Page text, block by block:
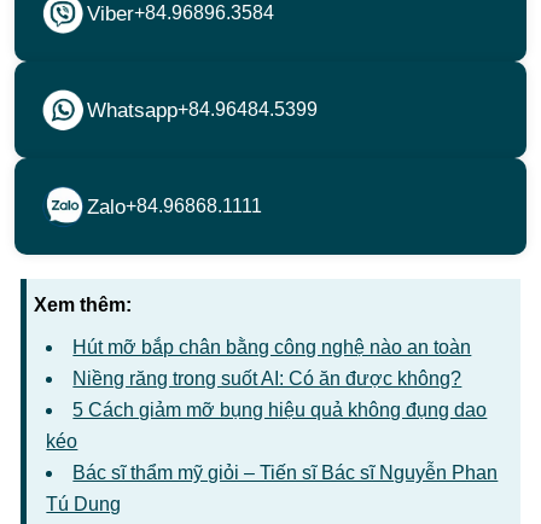
Viber+84.96896.3584
Whatsapp+84.96484.5399
Zalo+84.96868.1111
Xem thêm:
Hút mỡ bắp chân bằng công nghệ nào an toàn
Niềng răng trong suốt AI: Có ăn được không?
5 Cách giảm mỡ bụng hiệu quả không đụng dao
kéo
Bác sĩ thẩm mỹ giỏi – Tiến sĩ Bác sĩ Nguyễn Phan
Tú Dung